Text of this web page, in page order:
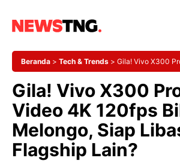
Beranda > Tech & Trends > Gila! Vivo X300
Gila! Vivo X300
Video 4K 120fps
Melongo, Siap
Flagship Lain?